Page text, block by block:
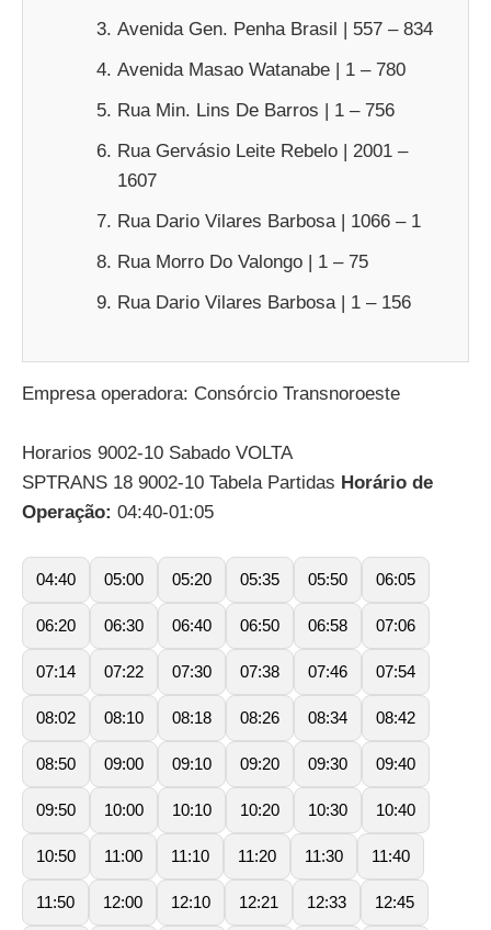
Avenida Gen. Penha Brasil | 557 – 834
Avenida Masao Watanabe | 1 – 780
Rua Min. Lins De Barros | 1 – 756
Rua Gervásio Leite Rebelo | 2001 –
1607
Rua Dario Vilares Barbosa | 1066 – 1
Rua Morro Do Valongo | 1 – 75
Rua Dario Vilares Barbosa | 1 – 156
Empresa operadora: Consórcio Transnoroeste
Horarios 9002-10 Sabado VOLTA
SPTRANS 18 9002-10 Tabela Partidas Horário de
Operação: 04:40-01:05
04:40 05:00 05:20 05:35 05:50 06:05
06:20 06:30 06:40 06:50 06:58 07:06
07:14 07:22 07:30 07:38 07:46 07:54
08:02 08:10 08:18 08:26 08:34 08:42
08:50 09:00 09:10 09:20 09:30 09:40
09:50 10:00 10:10 10:20 10:30 10:40
10:50 11:00 11:10 11:20 11:30 11:40
11:50 12:00 12:10 12:21 12:33 12:45